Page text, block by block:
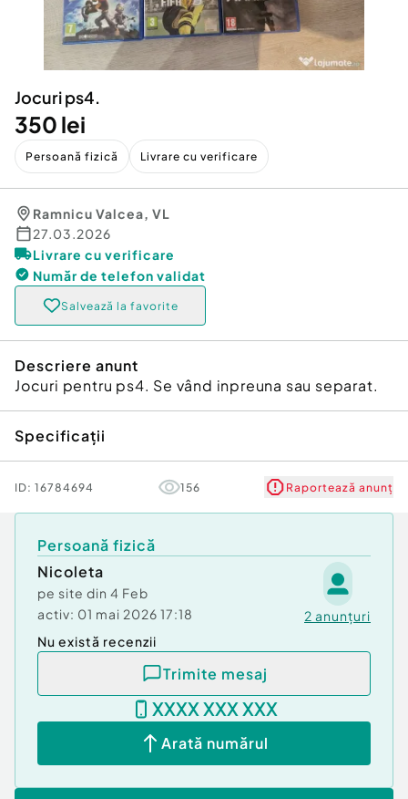
Servicii
Animale de companie
Afaceri și echipamente profesionale
Inchiriere Bunuri si Vehicule
Utilaje agricole si industriale
Piese auto si accesorii
Dacia Duster
Jocuri ps4.
350 lei
Persoană fizică Livrare cu verificare
Ramnicu Valcea, VL
27.03.2026
Livrare cu verificare
Număr de telefon validat
Salvează la favorite
Descriere anunt
Jocuri pentru ps4. Se vând inpreuna sau separat.
Specificații
ID: 16784694 156 Raportează anunț
Persoană fizică
Nicoleta
pe site din 4 Feb
activ: 01 mai 2026 17:18 2 anunțuri
Nu există recenzii
Trimite mesaj
XXXX XXX XXX
Arată numărul